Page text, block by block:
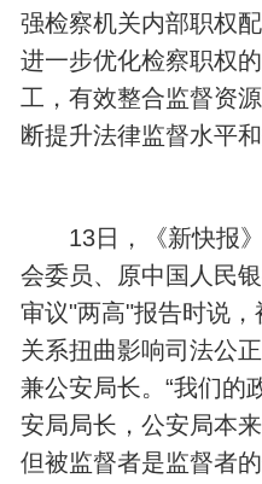
强检察机关内部职权
进一步优化检察职权
工，有效整合监督资
断提升法律监督水平和
13日，《新快报》
会委员、原中国人民
审议"两高"报告时说
关系扭曲影响司法公
兼公安局长。“我们的
安局局长，公安局本
但被监督者是监督者